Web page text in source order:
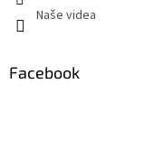
Naše videa
Facebook